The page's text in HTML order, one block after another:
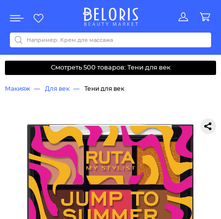
Акции
Все бренды
0-9ABCDEFGHIJKLMNOPQRSTUVWYZАБВДЗИМОКЛНПРСТУФ
Смотреть 500 товаров: Тени для век
Макияж Для век Тени для век